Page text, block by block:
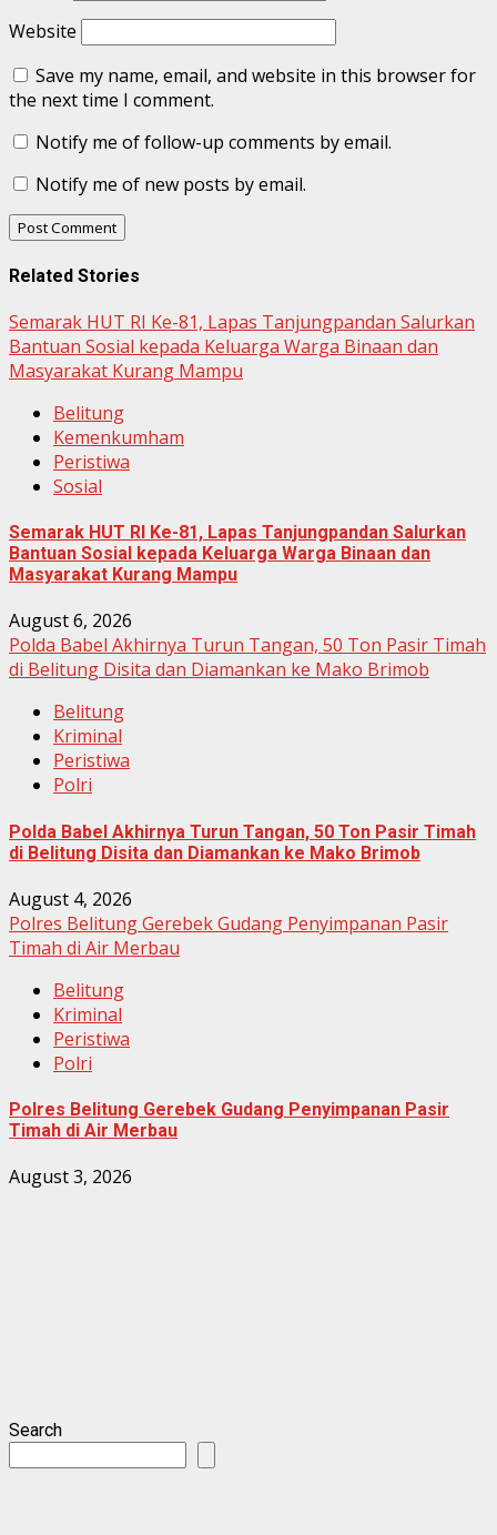
Website
Save my name, email, and website in this browser for
the next time I comment.
Notify me of follow-up comments by email.
Notify me of new posts by email.
Related Stories
Semarak HUT RI Ke-81, Lapas Tanjungpandan Salurkan
Bantuan Sosial kepada Keluarga Warga Binaan dan
Masyarakat Kurang Mampu
Belitung
Kemenkumham
Peristiwa
Sosial
Semarak HUT RI Ke-81, Lapas Tanjungpandan Salurkan
Bantuan Sosial kepada Keluarga Warga Binaan dan
Masyarakat Kurang Mampu
August 6, 2026
Polda Babel Akhirnya Turun Tangan, 50 Ton Pasir Timah
di Belitung Disita dan Diamankan ke Mako Brimob
Belitung
Kriminal
Peristiwa
Polri
Polda Babel Akhirnya Turun Tangan, 50 Ton Pasir Timah
di Belitung Disita dan Diamankan ke Mako Brimob
August 4, 2026
Polres Belitung Gerebek Gudang Penyimpanan Pasir
Timah di Air Merbau
Belitung
Kriminal
Peristiwa
Polri
Polres Belitung Gerebek Gudang Penyimpanan Pasir
Timah di Air Merbau
August 3, 2026
Search